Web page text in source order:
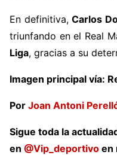
En definitiva,Carlos
triunfando en el Real
Liga, gracias a su
Imagen principal vía:
Por Joan Antoni
Sigue toda la
en @Vip_deportivo en